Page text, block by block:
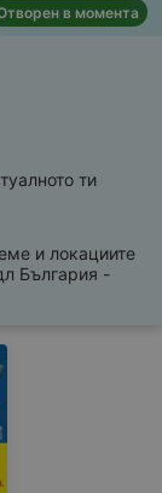
в момента
ти
и локациите
България -